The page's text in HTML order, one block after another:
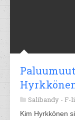
Salibandy - F-
Kim Hyrkkönen